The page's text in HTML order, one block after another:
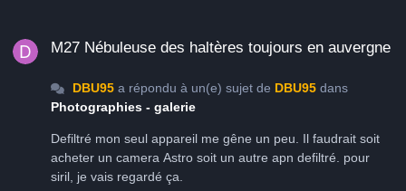
M27 Nébuleuse des haltères toujours en auvergne
DBU95a répondu à un(e) sujet de DBU95dans
Photographies - galerie
Defiltré mon seul appareil me gêne un peu. Il faudrait soit
acheter un camera Astro soit un autre apn defiltré. pour
siril, je vais regardé ça.